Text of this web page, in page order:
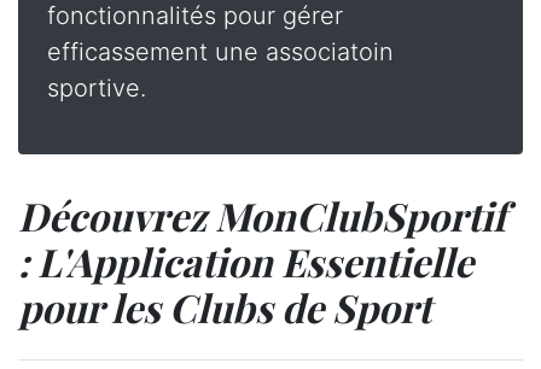
fonctionnalités pour gérer
efficassement une associatoin
sportive.
Découvrez MonClubSportif
: L'Application Essentielle
pour les Clubs de Sport